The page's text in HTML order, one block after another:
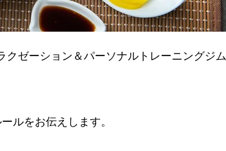
ゼーション＆パーソナルトレーニングジム
ルをお伝えします。